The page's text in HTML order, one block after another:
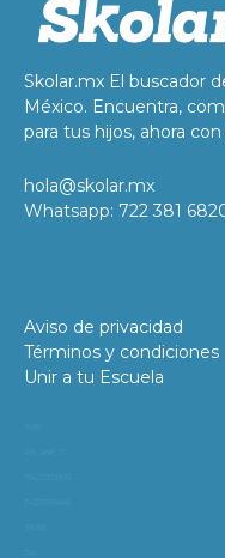
Skolar.mx El buscador
México. Encuentra,
para tus hijos, ahora
hola@skolar.mx
Whatsapp: 722 381
Aviso de privacidad
Términos y condiciones
Unir a tu Escuela